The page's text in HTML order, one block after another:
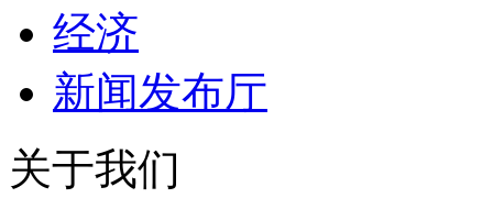
经济
新闻发布厅
关于我们